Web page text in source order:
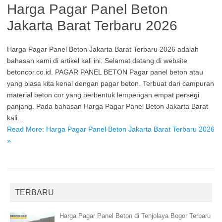
Harga Pagar Panel Beton
Jakarta Barat Terbaru 2026
Harga Pagar Panel Beton Jakarta Barat Terbaru 2026 adalah
bahasan kami di artikel kali ini. Selamat datang di website
betoncor.co.id. PAGAR PANEL BETON Pagar panel beton atau
yang biasa kita kenal dengan pagar beton. Terbuat dari campuran
material beton cor yang berbentuk lempengan empat persegi
panjang. Pada bahasan Harga Pagar Panel Beton Jakarta Barat
kali…
Read More: Harga Pagar Panel Beton Jakarta Barat Terbaru 2026
»
TERBARU
Harga Pagar Panel Beton di Tenjolaya Bogor Terbaru